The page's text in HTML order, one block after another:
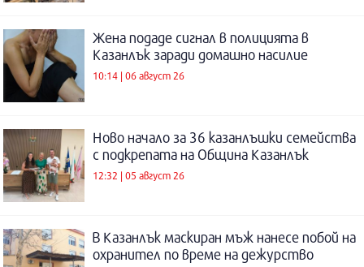
Жена подаде сигнал в полицията в
Казанлък заради домашно насилие
10:14 | 06 август 26
Ново начало за 36 казанлъшки семейства
с подкрепата на Община Казанлък
12:32 | 05 август 26
В Казанлък маскиран мъж нанесе побой на
охранител по време на дежурство